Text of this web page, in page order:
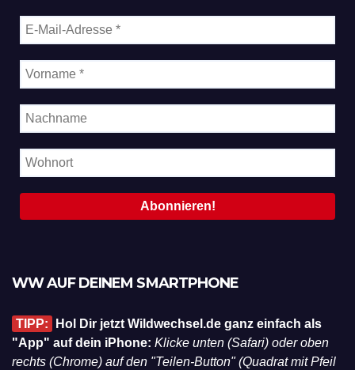
WW AUF DEINEM SMARTPHONE
TIPP:
Hol Dir jetzt Wildwechsel.de ganz einfach als
"App" auf dein iPhone: Klicke unten (Safari) oder oben
rechts (Chrome) auf den "Teilen-Button" (Quadrat mit Pfeil